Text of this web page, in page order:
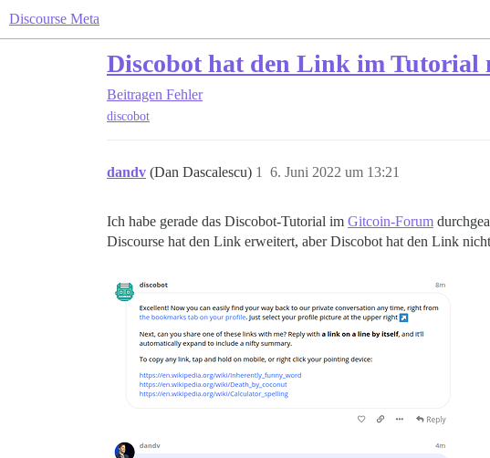
Discourse Meta
Discobot hat den Link im Tutorial
Beitragen Fehler
discobot
dandv (Dan Dascalescu) 6. Juni 2022 um 13:21
1
Ich habe gerade das Discobot-Tutorial im Gitcoin-Forum
Discourse hat den Link erweitert, aber Discobot hat den Link